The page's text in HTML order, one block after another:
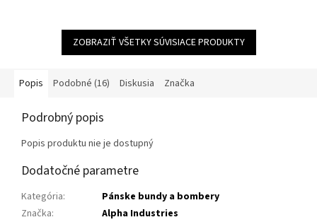
ZOBRAZIŤ VŠETKY SÚVISIACE PRODUKTY
Popis Podobné (16) Diskusia Značka
Podrobný popis
Popis produktu nie je dostupný
Dodatočné parametre
Kategória:
Pánske bundy a bombery
Značka:
Alpha Industries